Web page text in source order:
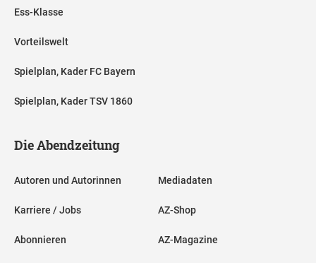
Ess-Klasse
Vorteilswelt
Spielplan, Kader FC Bayern
Spielplan, Kader TSV 1860
Die Abendzeitung
Autoren und Autorinnen
Karriere / Jobs
Abonnieren
Mediadaten
AZ-Shop
AZ-Magazine